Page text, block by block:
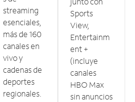
streaming
esenciales,
más de 160
canales en
vivo y
cadenas de
deportes
regionales.
Sports
View,
Entertainm
ent +
(incluye
canales
HBO Max
sin anuncios